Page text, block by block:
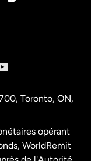
Toronto, ON,
opérant
WorldRemit